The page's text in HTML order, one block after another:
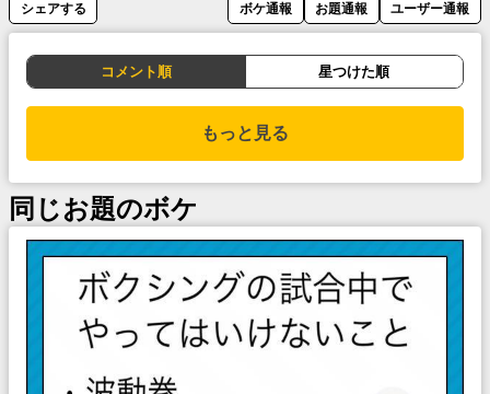
シェアする ボケ通報 お題通報 ユーザー通報
コメント順 星つけた順
もっと見る
同じお題のボケ